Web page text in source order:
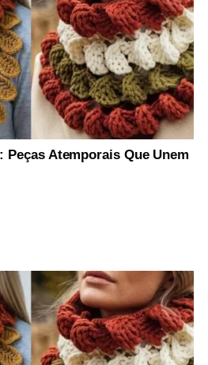
Peças Atemporais Que Unem